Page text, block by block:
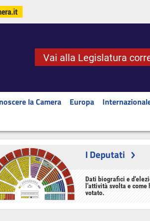
Vai alla Legislatura
la Camera Europa
I Deputati
Dati biografici e
l'attività svolta e come
votato.